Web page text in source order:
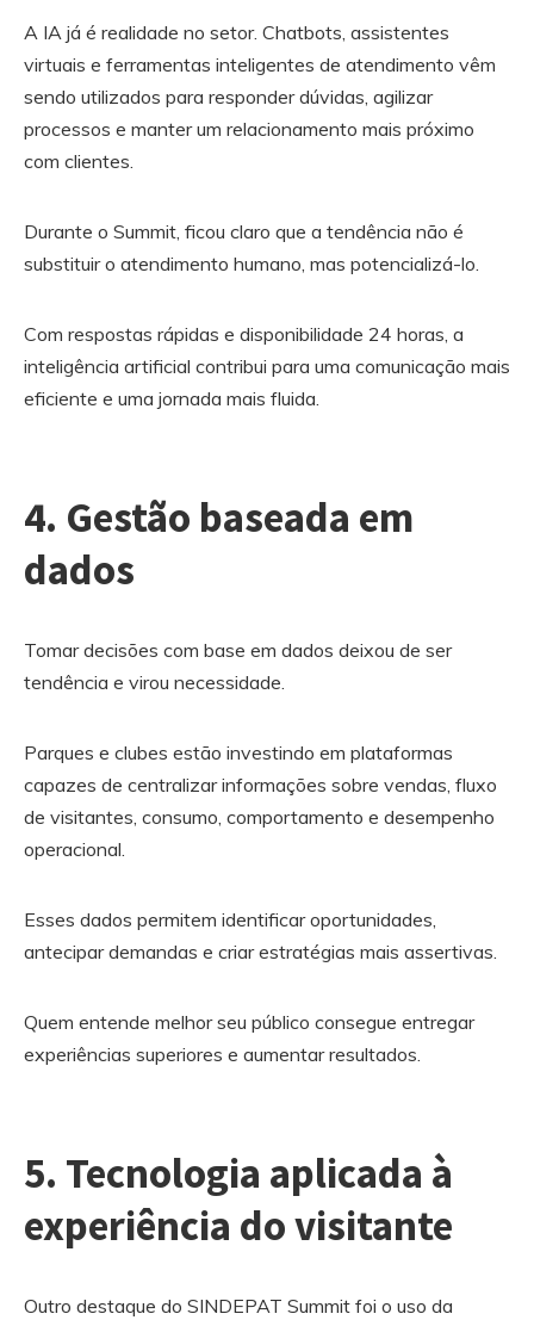
A IA já é realidade no setor. Chatbots, assistentes
virtuais e ferramentas inteligentes de atendimento vêm
sendo utilizados para responder dúvidas, agilizar
processos e manter um relacionamento mais próximo
com clientes.
Durante o Summit, ficou claro que a tendência não é
substituir o atendimento humano, mas potencializá-lo.
Com respostas rápidas e disponibilidade 24 horas, a
inteligência artificial contribui para uma comunicação mais
eficiente e uma jornada mais fluida.
4. Gestão baseada em
dados
Tomar decisões com base em dados deixou de ser
tendência e virou necessidade.
Parques e clubes estão investindo em plataformas
capazes de centralizar informações sobre vendas, fluxo
de visitantes, consumo, comportamento e desempenho
operacional.
Esses dados permitem identificar oportunidades,
antecipar demandas e criar estratégias mais assertivas.
Quem entende melhor seu público consegue entregar
experiências superiores e aumentar resultados.
5. Tecnologia aplicada à
experiência do visitante
Outro destaque do SINDEPAT Summit foi o uso da